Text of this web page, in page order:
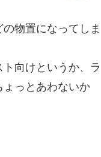
物置になってしま
向けというか、ラ
っとあわないか